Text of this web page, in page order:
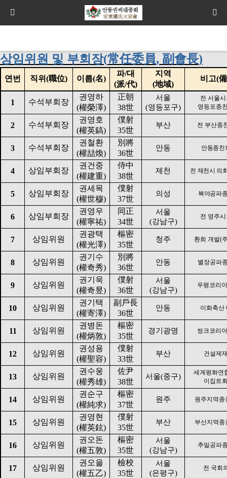
상임위원 및 부회장(常任委員, 副會長)
연번 직위 (職位) 이름(名)
파/대
(派/代)
지역
(地域)
비고(
1 수석부회장
권영하
(權榮澤)
正朝
38世
서울
(영등포구)
전 서울
영등포종
2 수석부회장
권영호
(權英鎬)
僕射
35世
부산 전 부산종
3 수석부회장
권철환
(權喆煥)
別將
36世
안동 안동종친
4 상임부회장
권건중
(權建重)
侍中
38世
제천 전 제천시 의
5 상임부회장
권세목
(權世穆)
僕射
37世
의성 복야공파
6 상임부회장
권영우
(權寧祐)
同正
34世
서울
(강남구)
전 영주
7 상임위원
권광택
(權光澤)
樞密
35世
청주 환희 개발(
8 상임위원
권기수
(權奇秀)
別將
36世
안동 별장공파
9 상임위원
권기욱
(權奇昱)
僕射
36世
서울
(강남구)
우평코리
10 상임위원
권기택
(權寄澤)
副戶長
36世
안동 이화축산
11 상임위원
권병돈
(權炳敦)
樞密
35世
경기광명 씽크코리
12 상임위원
권성용
(權聖容)
僕射
33世
부산 건설제
13 상임위원
권수웅
(權秀雄)
佐尹
38世
서울(중구)
세계평화연
이집트
14 상임위원
권순구
(權純求)
樞密
37世
원주 원주지역종
15 상임위원
권영현
(權英鉉)
僕射
35世
부산 부산지역종
16 상임위원
권오돈
(權五敦)
樞密
35世
서울
(강남구)
추밀공파
17 상임위원
권오을
(權五乙)
檢校
35世
서울
(은평구)
전 국회